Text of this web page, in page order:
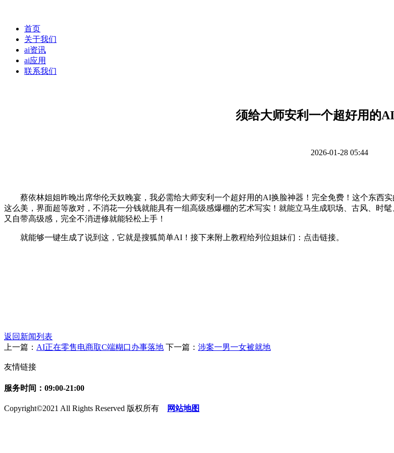
首页
关于我们
ai资讯
ai应用
联系我们
须给大师安利一个超好用的
2026-01-28 05:44
蔡依林姐姐昨晚出席华伦天奴晚宴，我必需给大师安利一个超好用的AI换脸神器！完全免费！这个东西
这么美，界面超等敌对，不消花一分钱就能具有一组高级感爆棚的艺术写实！就能立马生成职场、古风、时
又自带高级感，完全不消进修就能轻松上手！
就能够一键生成了说到这，它就是搜狐简单AI！接下来附上教程给列位姐妹们：点击链接。
返回新闻列表
上一篇： AI正在零售电商取C端糊口办事落地 下一篇： 涉案一男一女被就地
友情链接
服务时间：09:00-21:00
Copyright©2021 All Rights Reserved 版权所有 网站地图